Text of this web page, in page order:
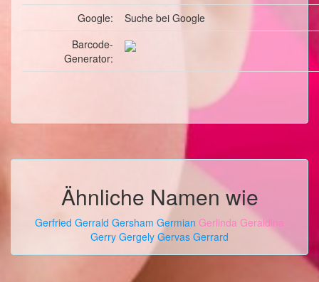
Google: Suche bei Google
Barcode-
Generator:
Ähnliche Namen wie
Gerfried Gerrald Gersham Germian Gerlinda Geraldina
Gerry Gergely Gervas Gerrard